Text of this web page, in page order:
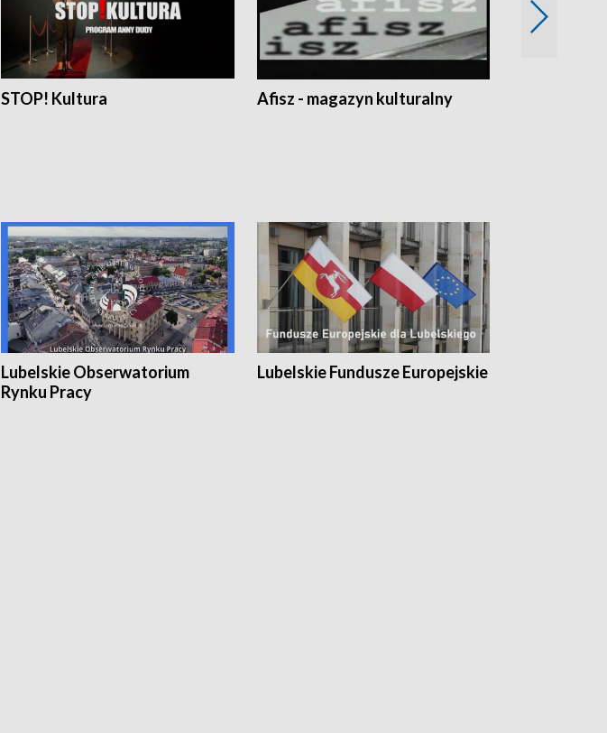
STOP! Kultura Afisz - magazyn kulturalny
Lubelskie Obserwatorium
Rynku Pracy
Lubelskie Fundusze Europejskie